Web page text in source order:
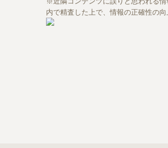
・ お寺の納骨堂を探したい
・ お寺で樹木葬をしたい！
中央区
多摩
東久留米市
葛飾
内で精査した上で、情報の正確性の